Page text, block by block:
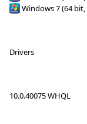
Windows 7 (64 bit,
Drivers
10.0.40075 WHQL